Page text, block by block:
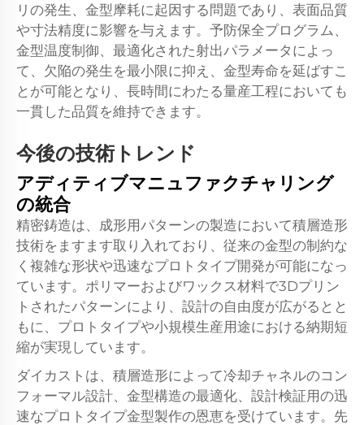
リの発生、金型摩耗に起因する問題であり、表面品質
や寸法精度に影響を与えます。予防保全プログラム、
金型温度制御、最適化された射出パラメータによっ
て、欠陥の発生を最小限に抑え、金型寿命を延ばすこ
とが可能となり、長時間にわたる量産工程においても
一貫した品質を維持できます。
今後の技術トレンド
アディティブマニュファクチャリング
の統合
精密鋳造は、成形用パターンの製造において積層造形
技術をますます取り入れており、従来の金型の制約な
く複雑な形状や迅速なプロトタイプ開発が可能になっ
ています。ポリマーおよびワックス材料で3Dプリン
トされたパターンにより、設計の自由度が広がるとと
もに、プロトタイプや小規模生産用途における納期短
縮が実現しています。
ダイカストは、積層造形によって冷却チャネルのコン
フォーマル設計、金型構造の最適化、設計検証用の迅
速なプロトタイプ金型製作の恩恵を受けています。先